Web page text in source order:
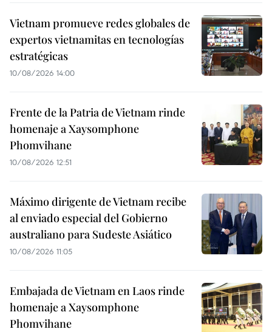
Vietnam promueve redes globales de
expertos vietnamitas en tecnologías
estratégicas
10/08/2026 14:00
Frente de la Patria de Vietnam rinde
homenaje a Xaysomphone
Phomvihane
10/08/2026 12:51
Máximo dirigente de Vietnam recibe
al enviado especial del Gobierno
australiano para Sudeste Asiático
10/08/2026 11:05
Embajada de Vietnam en Laos rinde
homenaje a Xaysomphone
Phomvihane